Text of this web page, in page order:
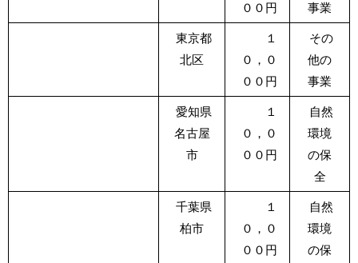
００円
事業
東京都
北区
１
０，０
００円
その
他の
事業
愛知県
名古屋
市
１
０，０
００円
自然
環境
の保
全
千葉県
柏市
１
０，０
００円
自然
環境
の保